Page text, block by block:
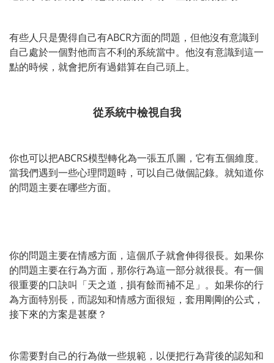
有些人只是覺得自己有ABCR方面的問題，但他沒有意識到
自己處於一個對他而言不利的系統當中。他沒有意識到這一
點的時候，就會把所有過錯算在自己頭上。
從系統中檢視自我
你也可以把ABCRS模型轉化為一張五爪圖，它有五個維度。
當我們遇到一些心理問題時，可以自己做個記錄。就知道你
的問題主要在哪些方面。
你的問題主要在情感方面，這個爪子就會伸得很長。如果你
的問題主要在行為方面，那你行為這一部分就很長。有一個
很重要的口訣叫「天之道，損有餘而補不足」。如果你的行
為方面特別長，而認知和情感方面很短，套用剛剛的公式，
接下來的方案是甚麼？
你需要對自己的行為做一些規範，以便把行為背後的認知和